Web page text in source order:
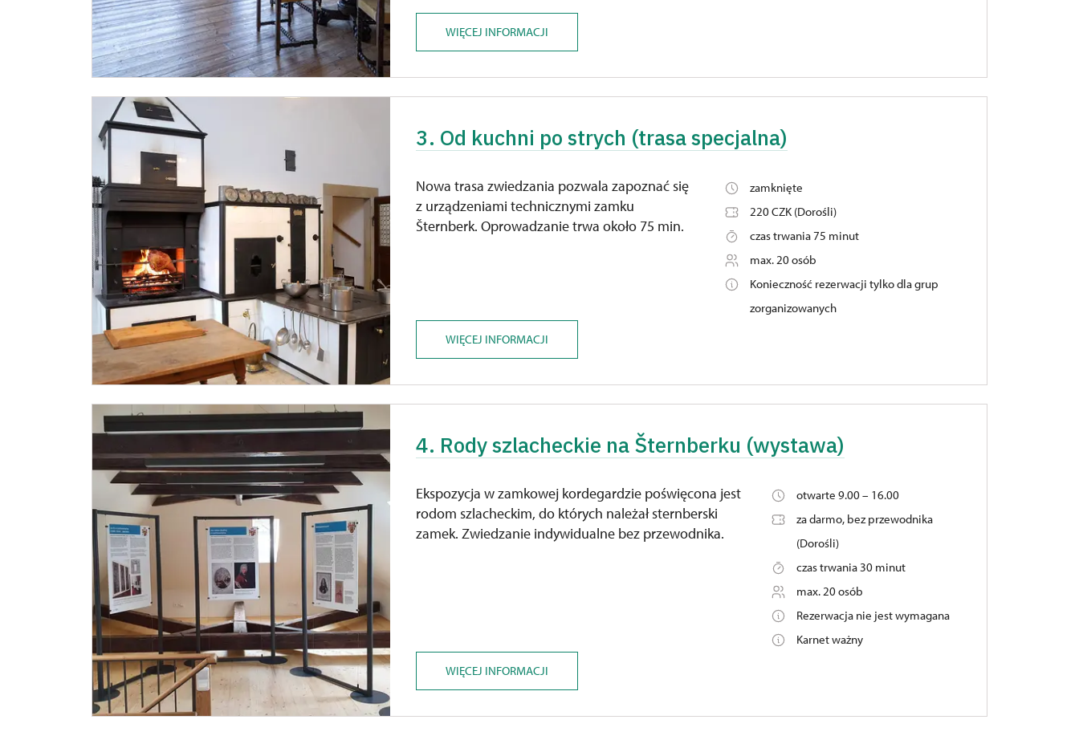
WIĘCEJ INFORMACJI
3. Od kuchni po strych (trasa specjalna)
Nowa trasa zwiedzania pozwala zapoznać się
z urządzeniami technicznymi zamku
Šternberk. Oprowadzanie trwa około 75 min.
zamknięte
220 CZK (Dorośli)
czas trwania 75 minut
max. 20 osób
Konieczność rezerwacji tylko dla grup
zorganizowanych
WIĘCEJ INFORMACJI
4. Rody szlacheckie na Šternberku (wystawa)
Ekspozycja w zamkowej kordegardzie poświęcona jest
rodom szlacheckim, do których należał sternberski
zamek. Zwiedzanie indywidualne bez przewodnika.
otwarte 9.00 – 16.00
za darmo, bez przewodnika
(Dorośli)
czas trwania 30 minut
max. 20 osób
Rezerwacja nie jest wymagana
Karnet ważny
WIĘCEJ INFORMACJI